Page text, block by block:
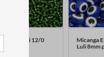
Vidro Luli 12/0
Micanga
Luli 8mm